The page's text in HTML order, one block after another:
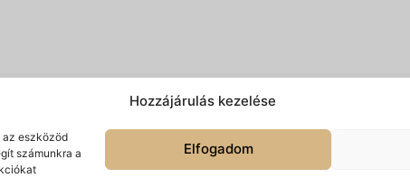
Hozzájárulás kezelése
az eszközöd
számunkra a
Elfogadom